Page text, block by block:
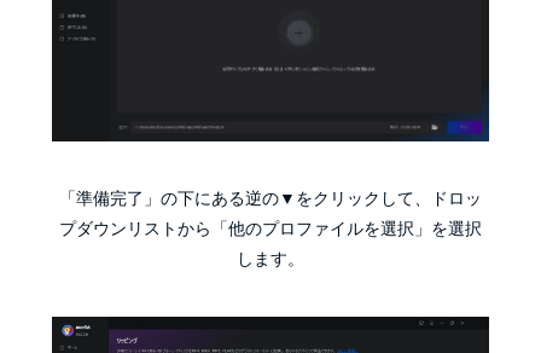
「準備完了」の下にある逆の▼をクリックして、ドロッ
プダウンリストから「他のプロファイルを選択」を選択
します。